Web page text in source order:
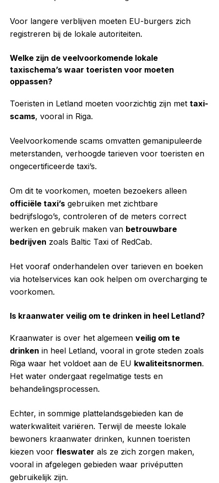
Voor langere verblijven moeten EU-burgers zich
registreren bij de lokale autoriteiten.
Welke zijn de veelvoorkomende lokale
taxischema’s waar toeristen voor moeten
oppassen?
Toeristen in Letland moeten voorzichtig zijn met taxi-
scams, vooral in Riga.
Veelvoorkomende scams omvatten gemanipuleerde
meterstanden, verhoogde tarieven voor toeristen en
ongecertificeerde taxi’s.
Om dit te voorkomen, moeten bezoekers alleen
officiële taxi’s gebruiken met zichtbare
bedrijfslogo’s, controleren of de meters correct
werken en gebruik maken van betrouwbare
bedrijven zoals Baltic Taxi of RedCab.
Het vooraf onderhandelen over tarieven en boeken
via hotelservices kan ook helpen om overcharging te
voorkomen.
Is kraanwater veilig om te drinken in heel Letland?
Kraanwater is over het algemeen veilig om te
drinken in heel Letland, vooral in grote steden zoals
Riga waar het voldoet aan de EU kwaliteitsnormen.
Het water ondergaat regelmatige tests en
behandelingsprocessen.
Echter, in sommige plattelandsgebieden kan de
waterkwaliteit variëren. Terwijl de meeste lokale
bewoners kraanwater drinken, kunnen toeristen
kiezen voor fleswater als ze zich zorgen maken,
vooral in afgelegen gebieden waar privéputten
gebruikelijk zijn.